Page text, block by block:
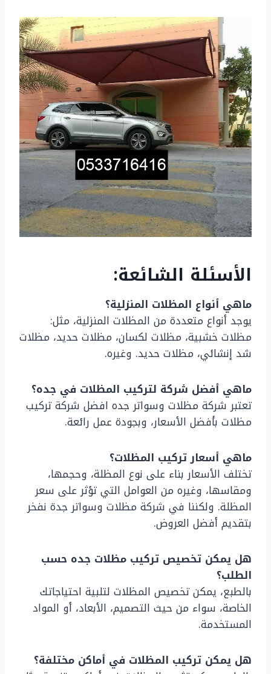
الأسئلة الشائعة:
ماهي أنواع المظلات المنزلية؟
يوجد أنواع متعددة من المظلات المنزلية، مثل:
مظلات خشبية، مظلات لكسان، مظلات حديد، مظلات
شد إنشائي، مظلات حديد. وغيره.
ماهي أفضل شركة لتركيب المظلات في جده؟
تعتبر شركة مظلات وسواتر جده افضل شركة تركيب
مظلات بأفضل الأسعار، وبجودة عمل رائعة.
ماهي أسعار تركيب المظلات؟
تختلف الأسعار بناء على نوع المظلة، وحجمها،
ومقاسها، وغيره من العوامل التي تؤثر على سعر
المظلة. ولكننا في شركة مظلات وسواتر جدة نفخر
بتقديم أفضل العروض.
هل يمكن تخصيص تركيب مظلات جده حسب
الطلب؟
بالطبع، يمكن تخصيص المظلات لتلبية احتياجاتك
الخاصة، سواء من حيث التصميم، الأبعاد، أو المواد
المستخدمة.
هل يمكن تركيب المظلات في أماكن مختلفة؟